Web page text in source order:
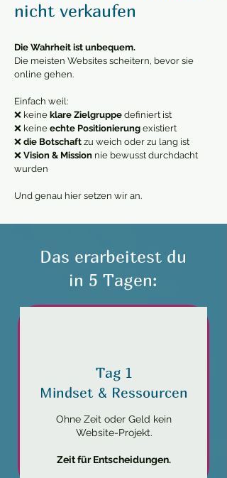
nicht verkaufen
Die Wahrheit ist unbequem.
​Die meisten Websites scheitern, bevor sie
online gehen.
Einfach weil:
❌ keine klare Zielgruppe definiert ist
❌ keine echte Positionierung existiert
❌ die Botschaft zu weich oder zu lang ist
❌ Vision & Mission nie bewusst durchdacht
wurden
Und genau hier setzen wir an.
Das erarbeitest du
in 5 Tagen:
Tag 1
Mindset & Ressourcen
Ohne Zeit oder Geld kein
Website-Projekt.
Zeit für Entscheidungen.